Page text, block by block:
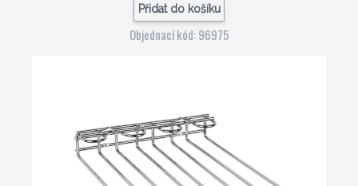
Přidat do košíku
Objednací kód: 96975